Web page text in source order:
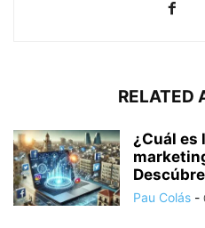
RELATED
¿Cuál es
Pau Colás -